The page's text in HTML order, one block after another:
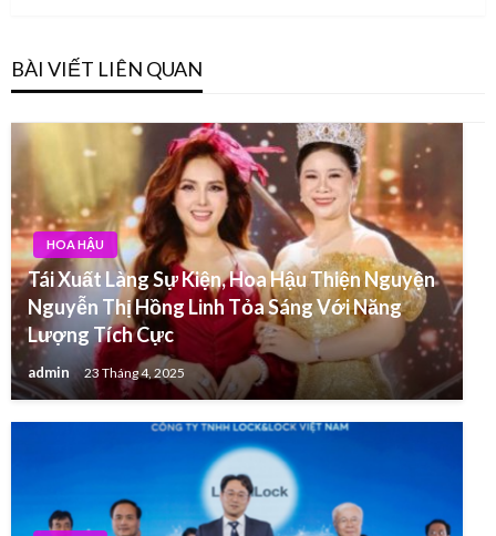
BÀI VIẾT LIÊN QUAN
HOA HẬU
Tái Xuất Làng Sự Kiện, Hoa Hậu Thiện Nguyện
Nguyễn Thị Hồng Linh Tỏa Sáng Với Năng
Lượng Tích Cực
admin 23 Tháng 4, 2025